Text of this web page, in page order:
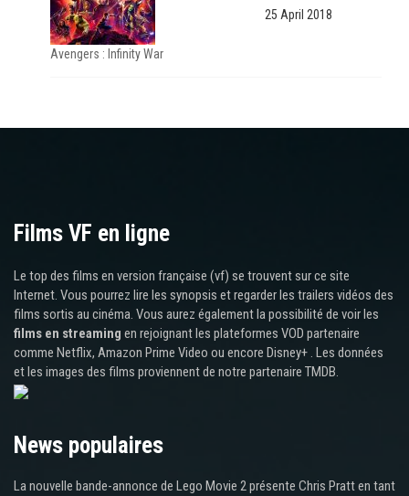
Avengers : Infinity War
25 April 2018
Films VF en ligne
Le top des films en version française (vf) se trouvent sur ce site
Internet. Vous pourrez lire les synopsis et regarder les trailers vidéos des
films sortis au cinéma. Vous aurez également la possibilité de voir les
films en streaming en rejoignant les plateformes VOD partenaire
comme Netflix, Amazon Prime Video ou encore Disney+ . Les données
et les images des films proviennent de notre partenaire TMDB.
News populaires
La nouvelle bande-annonce de Lego Movie 2 présente Chris Pratt en tant